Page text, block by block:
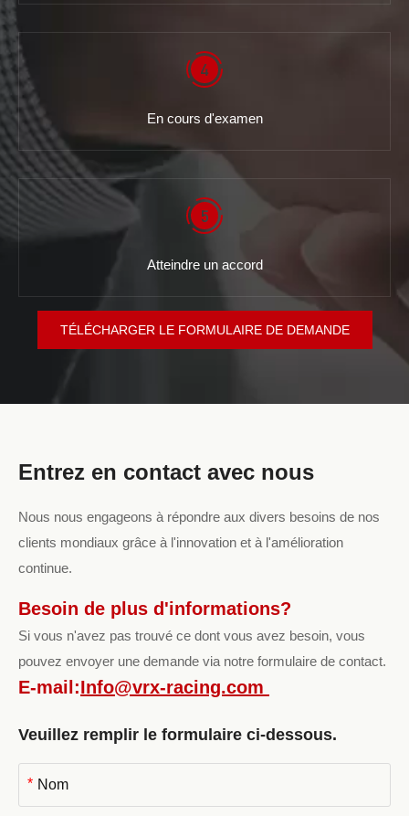
En cours d'examen
Atteindre un accord
TÉLÉCHARGER LE FORMULAIRE DE DEMANDE
Entrez en contact avec nous
Nous nous engageons à répondre aux divers besoins de nos
clients mondiaux grâce à l'innovation et à l'amélioration
continue.
Besoin de plus d'informations?
Si vous n'avez pas trouvé ce dont vous avez besoin, vous
pouvez envoyer une demande via notre formulaire de contact.
E-mail:Info@vrx-racing.com
Veuillez remplir le formulaire ci-dessous.
*